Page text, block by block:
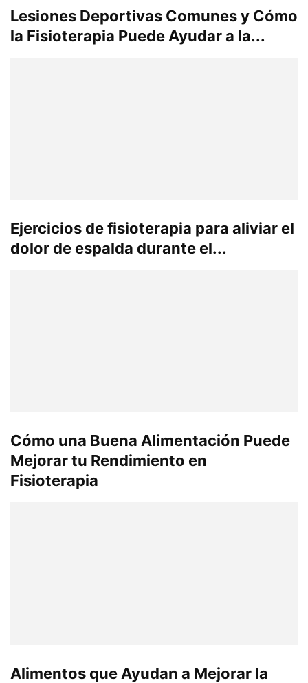
Lesiones Deportivas Comunes y Cómo
la Fisioterapia Puede Ayudar a la...
Ejercicios de fisioterapia para aliviar el
dolor de espalda durante el...
Cómo una Buena Alimentación Puede
Mejorar tu Rendimiento en
Fisioterapia
Alimentos que Ayudan a Mejorar la